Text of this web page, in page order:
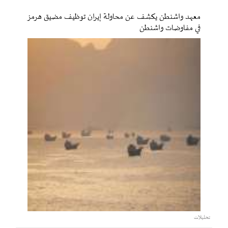
معهد واشنطن يكشف عن محاولة إيران توظيف مضيق هرمز
في مفاوضات واشنطن
تحليلات